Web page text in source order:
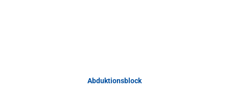
Abduktionsblock